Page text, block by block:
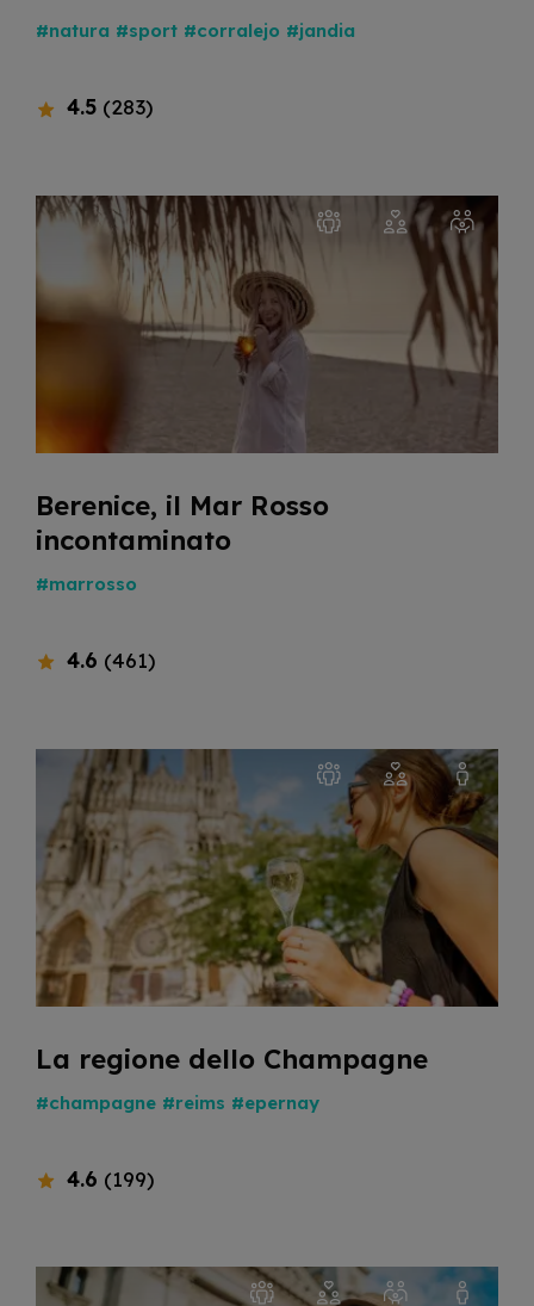
#natura #sport #corralejo #jandia
4.5 (283)
Berenice, il Mar Rosso
incontaminato
#marrosso
4.6 (461)
La regione dello Champagne
#champagne #reims #epernay
4.6 (199)